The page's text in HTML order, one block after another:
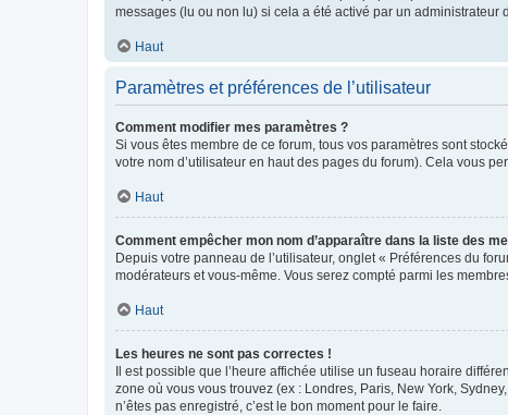
messages (lu ou non lu) si cela a été activé par un
Haut
Paramètres et préférences de l’utilisateur
Comment modifier mes paramètres ?
Si vous êtes membre de ce forum, tous vos paramètres sont
votre nom d’utilisateur en haut des pages du forum). Cela vous
Haut
Comment empêcher mon nom d’apparaître dans la liste des
Depuis votre panneau de l’utilisateur, onglet « Préférences du
modérateurs et vous-même. Vous serez compté parmi les
Haut
Les heures ne sont pas correctes !
Il est possible que l’heure affichée utilise un fuseau horaire
zone où vous vous trouvez (ex : Londres, Paris, New York,
n’êtes pas enregistré, c’est le bon moment pour le faire.